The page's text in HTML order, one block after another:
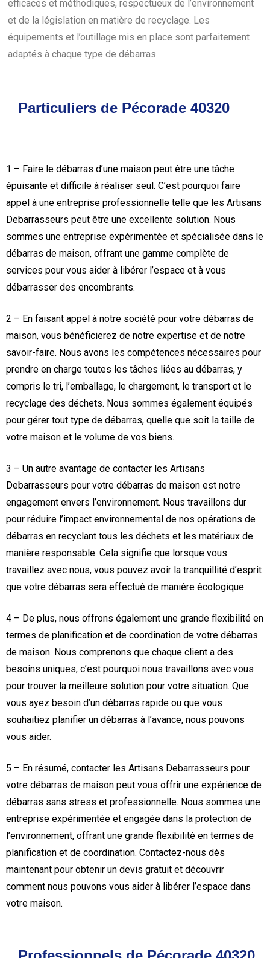
efficaces et méthodiques, respectueux de l’environnement
et de la législation en matière de recyclage. Les
équipements et l’outillage mis en place sont parfaitement
adaptés à chaque type de débarras.
Particuliers de Pécorade 40320
1 – Faire le débarras d’une maison peut être une tâche
épuisante et difficile à réaliser seul. C’est pourquoi faire
appel à une entreprise professionnelle telle que les Artisans
Debarrasseurs peut être une excellente solution. Nous
sommes une entreprise expérimentée et spécialisée dans le
débarras de maison, offrant une gamme complète de
services pour vous aider à libérer l’espace et à vous
débarrasser des encombrants.
2 – En faisant appel à notre société pour votre débarras de
maison, vous bénéficierez de notre expertise et de notre
savoir-faire. Nous avons les compétences nécessaires pour
prendre en charge toutes les tâches liées au débarras, y
compris le tri, l’emballage, le chargement, le transport et le
recyclage des déchets. Nous sommes également équipés
pour gérer tout type de débarras, quelle que soit la taille de
votre maison et le volume de vos biens.
3 – Un autre avantage de contacter les Artisans
Debarrasseurs pour votre débarras de maison est notre
engagement envers l’environnement. Nous travaillons dur
pour réduire l’impact environnemental de nos opérations de
débarras en recyclant tous les déchets et les matériaux de
manière responsable. Cela signifie que lorsque vous
travaillez avec nous, vous pouvez avoir la tranquillité d’esprit
que votre débarras sera effectué de manière écologique.
4 – De plus, nous offrons également une grande flexibilité en
termes de planification et de coordination de votre débarras
de maison. Nous comprenons que chaque client a des
besoins uniques, c’est pourquoi nous travaillons avec vous
pour trouver la meilleure solution pour votre situation. Que
vous ayez besoin d’un débarras rapide ou que vous
souhaitiez planifier un débarras à l’avance, nous pouvons
vous aider.
5 – En résumé, contacter les Artisans Debarrasseurs pour
votre débarras de maison peut vous offrir une expérience de
débarras sans stress et professionnelle. Nous sommes une
entreprise expérimentée et engagée dans la protection de
l’environnement, offrant une grande flexibilité en termes de
planification et de coordination. Contactez-nous dès
maintenant pour obtenir un devis gratuit et découvrir
comment nous pouvons vous aider à libérer l’espace dans
votre maison.